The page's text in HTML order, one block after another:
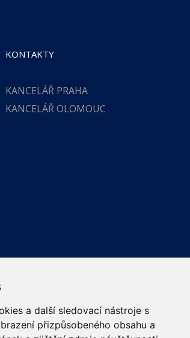
a další sledovací nástroje s
přizpůsobeného obsahu a
KONTAKTY
KANCELÁŘ PRAHA
KANCELÁŘ OLOMOUC